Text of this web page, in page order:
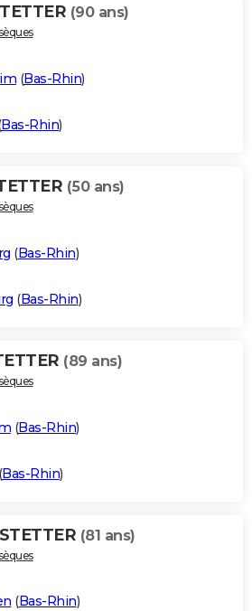
(90 ans)
(Bas-Rhin)
Bas-Rhin)
(50 ans)
(Bas-Rhin)
(Bas-Rhin)
(89 ans)
(Bas-Rhin)
Bas-Rhin)
(81 ans)
(Bas-Rhin)